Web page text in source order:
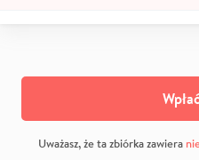
Uważasz, że ta zbiórka zawiera